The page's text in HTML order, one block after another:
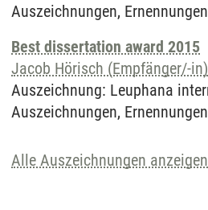
Auszeichnungen, Ernennungen
Best dissertation award 2015
Jacob Hörisch (Empfänger/-in)
Auszeichnung: Leuphana
Auszeichnungen, Ernennungen
Alle Auszeichnungen anzeigen